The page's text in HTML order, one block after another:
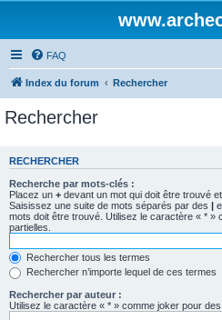
FAQ
Index du forum Rechercher
Rechercher
RECHERCHER
Recherche par mots-clés :
Placez un + devant un mot qui doit être trouvé
Saisissez une suite de mots séparés par des |
mots doit être trouvé. Utilisez le caractère « * »
partielles.
Rechercher tous les termes
Rechercher n’importe lequel de ces termes
Rechercher par auteur :
Utilisez le caractère « * » comme joker pour